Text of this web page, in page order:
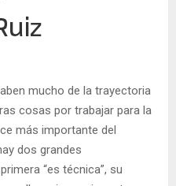
mucho de la trayectoria
cosas por trabajar para la
más importante del
dos grandes
“es técnica”, su